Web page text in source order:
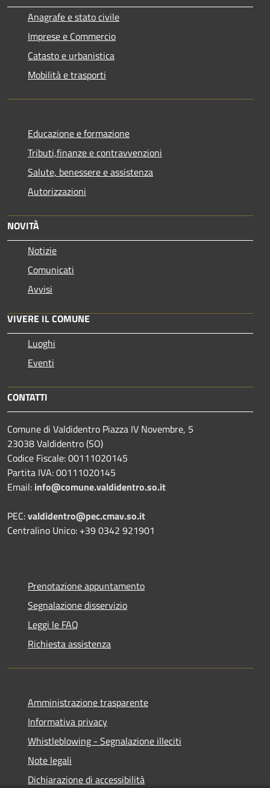
Anagrafe e stato civile
Imprese e Commercio
Catasto e urbanistica
Mobilità e trasporti
Educazione e formazione
Tributi,finanze e contravvenzioni
Salute, benessere e assistenza
Autorizzazioni
NOVITÀ
Notizie
Comunicati
Avvisi
VIVERE IL COMUNE
Luoghi
Eventi
CONTATTI
Comune di Valdidentro Piazza IV Novembre, 5
23038 Valdidentro (SO)
Codice Fiscale: 00111020145
Partita IVA: 00111020145
Email: info@comune.valdidentro.so.it
PEC:valdidentro@pec.cmav.so.it
Centralino Unico: +39 0342 921901
Prenotazione appuntamento
Segnalazione disservizio
Leggi le FAQ
Richiesta assistenza
Amministrazione trasparente
Informativa privacy
Whistleblowing - Segnalazione illeciti
Note legali
Dichiarazione di accessibilità